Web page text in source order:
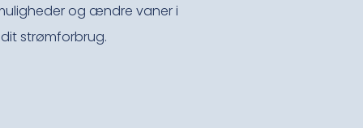
og ændre vaner i
strømforbrug.